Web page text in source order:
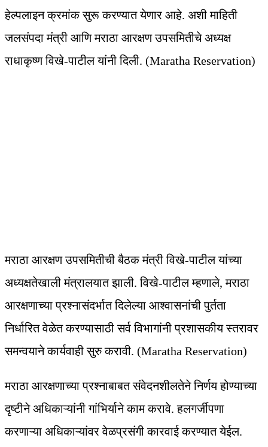
हेल्पलाइन क्रमांक सुरू करण्यात येणार आहे. अशी माहिती
जलसंपदा मंत्री आणि मराठा आरक्षण उपसमितीचे अध्यक्ष
राधाकृष्ण विखे-पाटील यांनी दिली. (Maratha Reservation)
मराठा आरक्षण उपसमितीची बैठक मंत्री विखे-पाटील यांच्या
अध्यक्षतेखाली मंत्रालयात झाली. विखे-पाटील म्हणाले, मराठा
आरक्षणाच्या प्रश्नासंदर्भात दिलेल्या आश्वासनांची पुर्तता
निर्धारित वेळेत करण्यासाठी सर्व विभागांनी प्रशासकीय स्तरावर
समन्वयाने कार्यवाही सुरु करावी. (Maratha Reservation)
मराठा आरक्षणाच्या प्रश्नाबाबत संवेदनशीलतेने निर्णय होण्याच्या
दृष्टीने अधिकाऱ्यांनी गांभिर्याने काम करावे. हलगर्जीपणा
करणाऱ्या अधिकाऱ्यांवर वेळप्रसंगी कारवाई करण्यात येईल.